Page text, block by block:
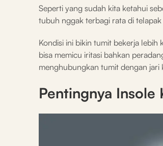
Seperti yang sudah kita ketahui
tubuh nggak terbagi rata di
Kondisi ini bikin tumit bekerja
bisa memicu iritasi bahkan
menghubungkan tumit dengan jari
Pentingnya Insole